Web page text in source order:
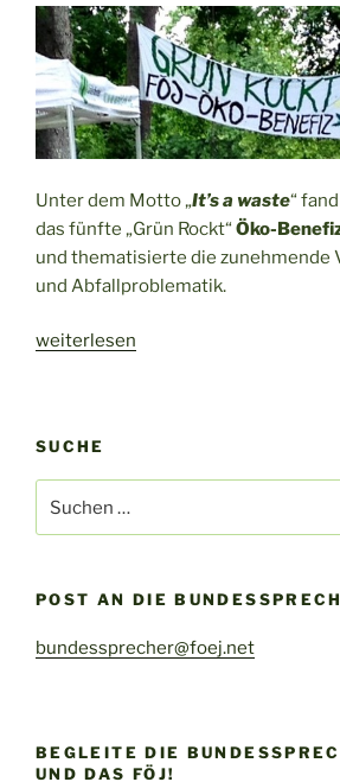
Unter dem Motto „It’s a waste“
das fünfte „Grün Rockt“ Öko-
und thematisierte die zunehmende
und Abfallproblematik.
„It’s
Grün
Rockt
2013“
weiterlesen
SUCHE
nach:
POST AN DIE
bundessprecher@foej.net
BEGLEITE DIE
UND DAS FÖJ!